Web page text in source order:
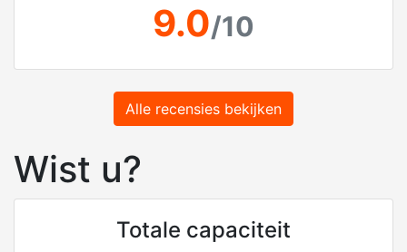
9.0/10
Alle recensies bekijken
Wist u?
Totale capaciteit